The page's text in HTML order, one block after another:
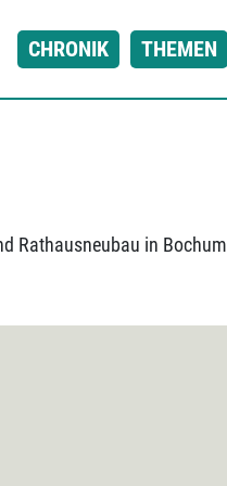
CHRONIK THEMEN
Rathausneubau in Bochum